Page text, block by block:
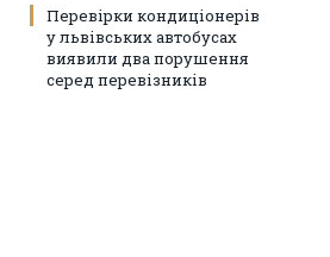
Перевірки кондиціонерів
у львівських автобусах
виявили два порушення
серед перевізників